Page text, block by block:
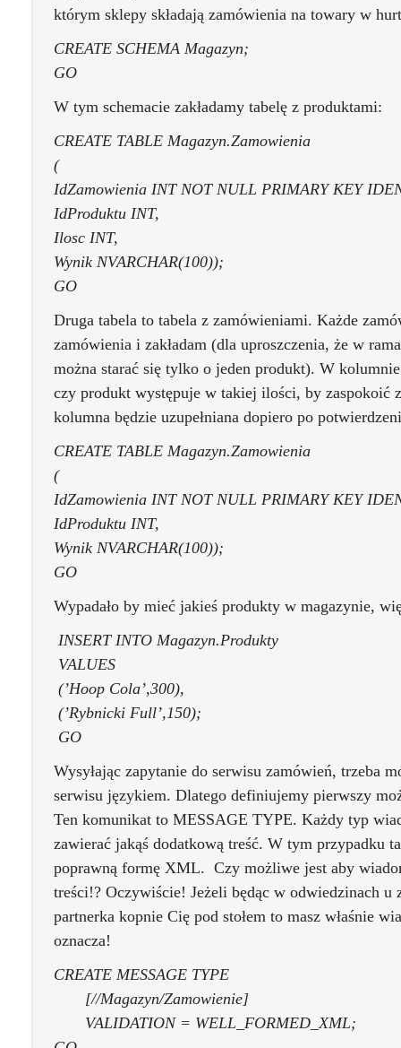
którym sklepy składają zamówienia na towary w
CREATE SCHEMA Magazyn;
GO
W tym schemacie zakładamy tabelę z produktami:
CREATE TABLE Magazyn.Zamowienia
(
IdZamowienia INT NOT NULL PRIMARY KEY
IdProduktu INT,
Ilosc INT,
Wynik NVARCHAR(100));
GO
Druga tabela to tabela z zamówieniami. Każde
zamówienia i zakładam (dla uproszczenia, że w
można starać się tylko o jeden produkt). W
czy produkt występuje w takiej ilości, by zaspokoić
kolumna będzie uzupełniana dopiero po
CREATE TABLE Magazyn.Zamowienia
(
IdZamowienia INT NOT NULL PRIMARY KEY
IdProduktu INT,
Wynik NVARCHAR(100));
GO
Wypadało by mieć jakieś produkty w magazynie,
INSERT INTO Magazyn.Produkty
VALUES
(’Hoop Cola’,300),
(’Rybnicki Full’,150);
GO
Wysyłając zapytanie do serwisu zamówień, trzeba
serwisu językiem. Dlatego definiujemy pierwszy
Ten komunikat to MESSAGE TYPE. Każdy typ
zawierać jakąś dodatkową treść. W tym przypadku
poprawną formę XML. Czy możliwe jest aby
treści!? Oczywiście! Jeżeli będąc w odwiedzinach u
partnerka kopnie Cię pod stołem to masz właśnie
oznacza!
CREATE MESSAGE TYPE
[//Magazyn/Zamowienie]
VALIDATION = WELL_FORMED_XML;